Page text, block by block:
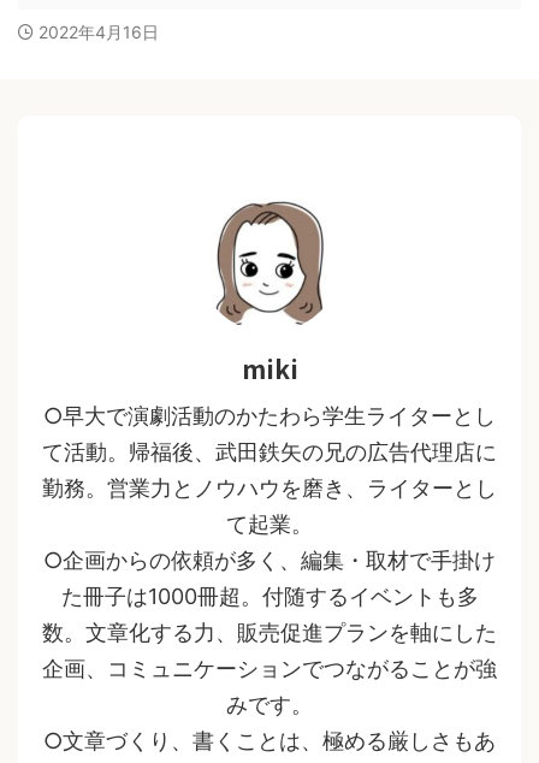
2022年4月16日
miki
○早大で演劇活動のかたわら学生ライターとし
て活動。帰福後、武田鉄矢の兄の広告代理店に
勤務。営業力とノウハウを磨き、ライターとし
て起業。
○企画からの依頼が多く、編集・取材で手掛け
た冊子は1000冊超。付随するイベントも多
数。文章化する力、販売促進プランを軸にした
企画、コミュニケーションでつながることが強
みです。
○文章づくり、書くことは、極める厳しさもあ